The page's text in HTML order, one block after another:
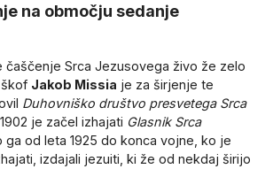
na območju sedanje
čaščenje Srca Jezusovega živo že zelo
Jakob Missia je za širjenje te
Duhovniško društvo presvetega Srca
je začel izhajati Glasnik Srca
ga od leta 1925 do konca vojne, ko je
izdajali jezuiti, ki že od nekdaj širijo